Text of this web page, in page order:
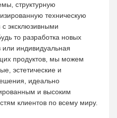
структурную
техническую
с эксклюзивными
то разработка новых
или индивидуальная
продуктов, мы можем
эстетические и
идеально
и высоким
клиентов по всему миру.